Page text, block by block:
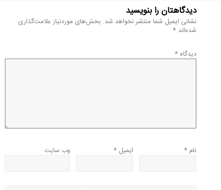
دیدگاهتان را بنویسید
نشانی ایمیل شما منتشر نخواهد شد. بخش‌های موردنیاز علامت‌گذاری
شده‌اند *
دیدگاه *
نام * ایمیل * وب‌ سایت